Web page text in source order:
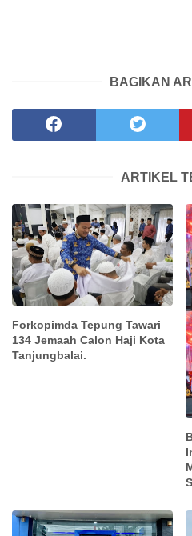
BAGIKAN
ARTIKEL
Forkopimda Tepung Tawari
134 Jemaah Calon Haji Kota
Tanjungbalai.